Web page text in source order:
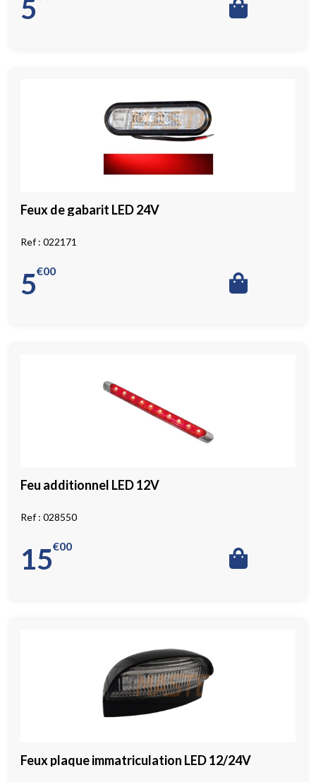
5
Feux de gabarit LED 24V
022171
5 00
€
Feu additionnel LED 12V
028550
15 00
€
Feux plaque immatriculation LED 12/24V